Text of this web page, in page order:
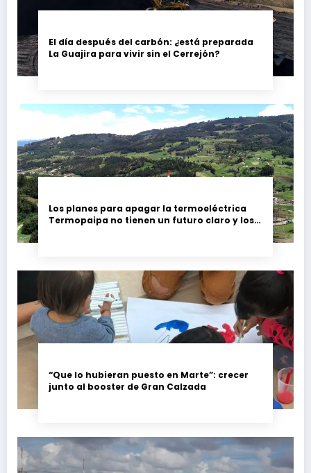
El día después del carbón: ¿está preparada
La Guajira para vivir sin el Cerrejón?
Los planes para apagar la termoeléctrica
Termopaipa no tienen un futuro claro y los
“Que lo hubieran puesto en Marte”: crecer
junto al booster de Gran Calzada